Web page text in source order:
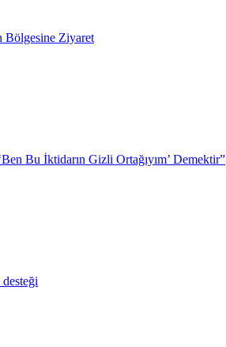
Bölgesine Ziyaret
Bu İktidarın Gizli Ortağıyım’ Demektir”